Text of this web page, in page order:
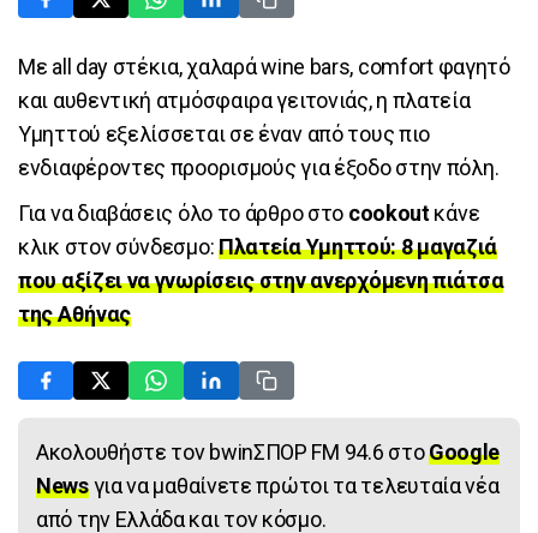
Με all day στέκια, χαλαρά wine bars, comfort φαγητό
και αυθεντική ατμόσφαιρα γειτονιάς, η πλατεία
Υμηττού εξελίσσεται σε έναν από τους πιο
ενδιαφέροντες προορισμούς για έξοδο στην πόλη.
Για να διαβάσεις όλο το άρθρο στο cookoutκάνε
κλικ στον σύνδεσμο:Πλατεία Υμηττού: 8 μαγαζιά
που αξίζει να γνωρίσεις στην ανερχόμενη πιάτσα
της Αθήνας
Ακολουθήστε τον bwinΣΠΟΡ FM 94.6 στοGoogle
Newsγια να μαθαίνετε πρώτοι τα τελευταία νέα
από την Ελλάδα και τον κόσμο.